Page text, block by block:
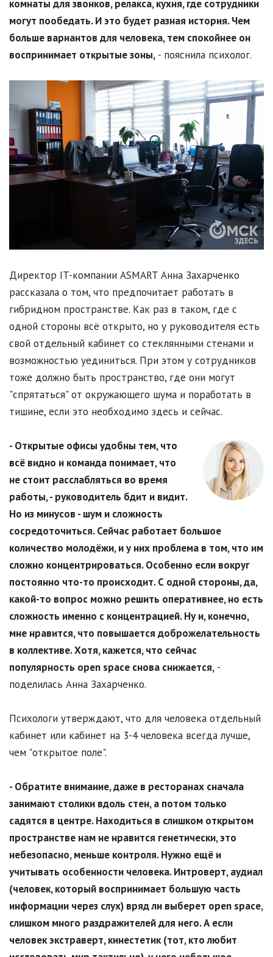
комнаты для звонков, релакса, кухня, где сотрудники
могут пообедать. И это будет разная история. Чем
больше вариантов для человека, тем спокойнее он
воспринимает открытые зоны, - пояснила психолог.
Директор IT-компании ASMART Анна Захарченко
рассказала о том, что предпочитает работать в
гибридном пространстве. Как раз в таком, где с
одной стороны всё открыто, но у руководителя есть
свой отдельный кабинет со стеклянными стенами и
возможностью уединиться. При этом у сотрудников
тоже должно быть пространство, где они могут
"спрятаться" от окружающего шума и поработать в
тишине, если это необходимо здесь и сейчас.
- Открытые офисы удобны тем, что
всё видно и команда понимает, что
не стоит расслабляться во время
работы, - руководитель бдит и видит.
Но из минусов - шум и сложность
сосредоточиться. Сейчас работает большое
количество молодёжи, и у них проблема в том, что им
сложно концентрироваться. Особенно если вокруг
постоянно что-то происходит. С одной стороны, да,
какой-то вопрос можно решить оперативнее, но есть
сложность именно с концентрацией. Ну и, конечно,
мне нравится, что повышается доброжелательность
в коллективе. Хотя, кажется, что сейчас
популярность open space снова снижается, -
поделилась Анна Захарченко.
Психологи утверждают, что для человека отдельный
кабинет или кабинет на 3-4 человека всегда лучше,
чем "открытое поле".
- Обратите внимание, даже в ресторанах сначала
занимают столики вдоль стен, а потом только
садятся в центре. Находиться в слишком открытом
пространстве нам не нравится генетически, это
небезопасно, меньше контроля. Нужно ещё и
учитывать особенности человека. Интроверт, аудиал
(человек, который воспринимает большую часть
информации через слух) вряд ли выберет open space,
слишком много раздражителей для него. А если
человек экстраверт, кинестетик (тот, кто любит